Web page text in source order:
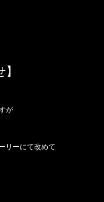
が
リーにて改めて